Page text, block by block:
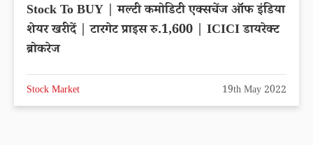
Stock To BUY | मल्टी कमोडिटी एक्सचेंज ऑफ इंडिया
शेयर खरीदें | टारगेट प्राइस रु.1,600 | ICICI डायरेक्ट
ब्रोकरेज
Stock Market 19th May 2022